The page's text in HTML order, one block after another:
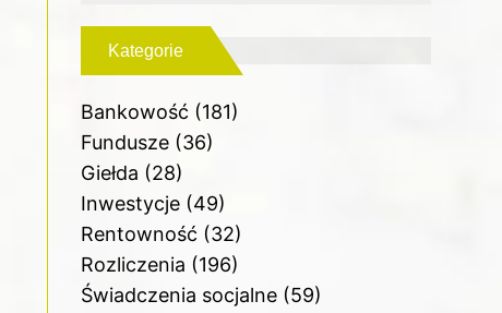
Kategorie
Bankowość (181)
Fundusze(36)
Giełda (28)
Inwestycje(49)
Rentowność (32)
Rozliczenia (196)
Świadczenia socjalne(59)